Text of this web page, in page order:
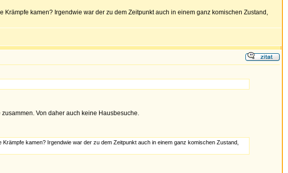
kamen? Irgendwie war der zu dem Zeitpunkt auch in einem ganz komischen Zustand,
Von daher auch keine Hausbesuche.
kamen? Irgendwie war der zu dem Zeitpunkt auch in einem ganz komischen Zustand,